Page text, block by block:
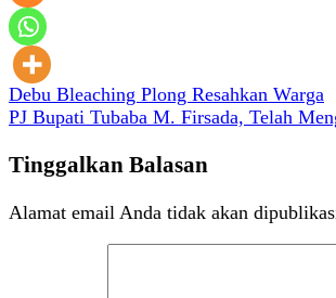
Navigasi
pos
Debu Bleaching Plong Resahkan Warga
PJ Bupati Tubaba M. Firsada, Telah
Tinggalkan Balasan
Alamat email Anda tidak akan